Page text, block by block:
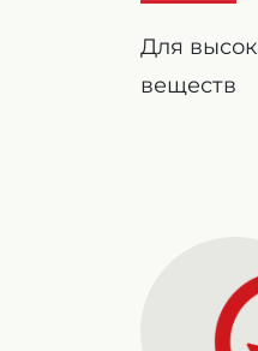
Для
веществ